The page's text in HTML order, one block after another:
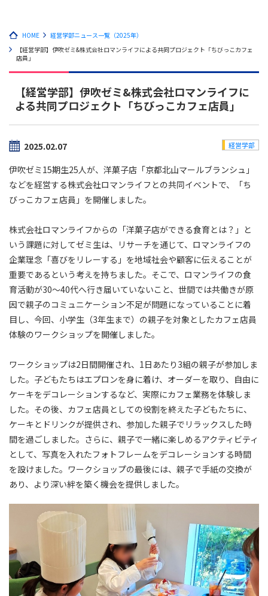
HOME
経営学部ニュース一覧（2025年）
【経営学部】伊吹ゼミ&株式会社ロマンライフによる共同プロジェクト「ちびっこカフェ
店員」
【経営学部】伊吹ゼミ&株式会社ロマンライフに
よる共同プロジェクト「ちびっこカフェ店員」
2025.02.07 経営学部
伊吹ゼミ15期生25人が、洋菓子店「京都北山マールブランシュ」
などを経営する株式会社ロマンライフとの共同イベントで、「ち
びっこカフェ店員」を開催しました。
株式会社ロマンライフからの「洋菓子店ができる食育とは？」と
いう課題に対してゼミ生は、リサーチを通じて、ロマンライフの
企業理念「喜びをリレーする」を地域社会や顧客に伝えることが
重要であるという考えを持ちました。そこで、ロマンライフの食
育活動が30〜40代へ行き届いていないこと、世間では共働きが原
因で親子のコミュニケーション不足が問題になっていることに着
目し、今回、小学生（3年生まで）の親子を対象としたカフェ店員
体験のワークショップを開催しました。
ワークショップは2日間開催され、1日あたり3組の親子が参加しま
した。子どもたちはエプロンを身に着け、オーダーを取り、自由に
ケーキをデコレーションするなど、実際にカフェ業務を体験しま
した。その後、カフェ店員としての役割を終えた子どもたちに、
ケーキとドリンクが提供され、参加した親子でリラックスした時
間を過ごしました。さらに、親子で一緒に楽しめるアクティビティ
として、写真を入れたフォトフレームをデコレーションする時間
を設けました。ワークショップの最後には、親子で手紙の交換が
あり、より深い絆を築く機会を提供しました。